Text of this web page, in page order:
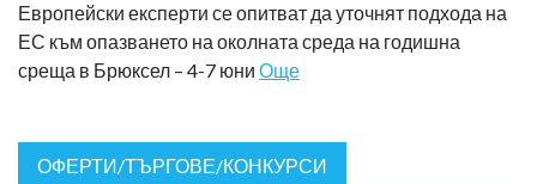
Европейски експерти се опитват да уточнят подхода на
ЕС към опазването на околната среда на годишна
среща в Брюксел – 4-7 юни Още
ОФЕРТИ/ТЪРГОВЕ/КОНКУРСИ